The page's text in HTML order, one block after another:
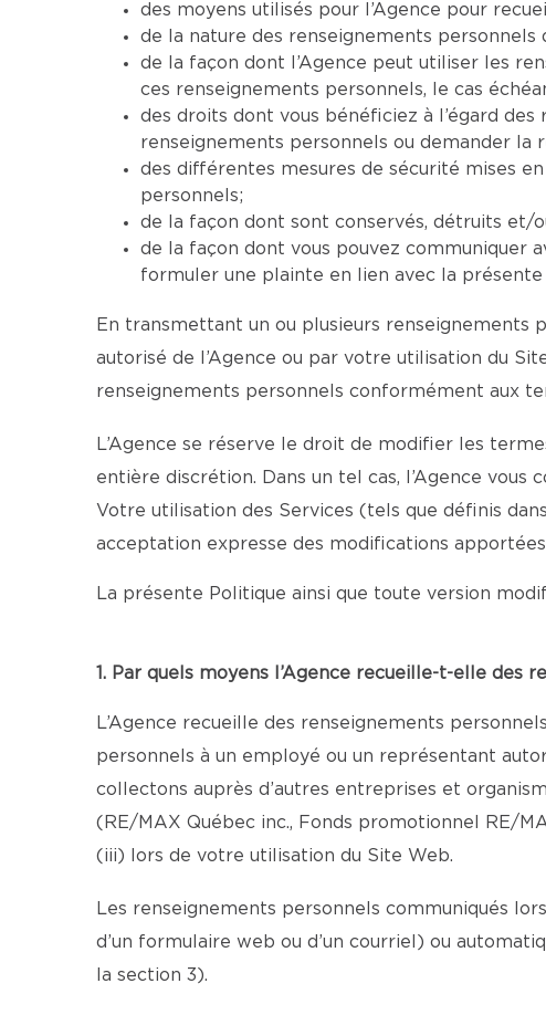
des moyens utilisés pour l’Agence pour
de la nature des renseignements
de la façon dont l’Agence peut utiliser les
ces renseignements personnels, le cas
des droits dont vous bénéficiez à l’égard
renseignements personnels ou demander la
des différentes mesures de sécurité mises
personnels;
de la façon dont sont conservés, détruits et/
de la façon dont vous pouvez communiquer
formuler une plainte en lien avec la présente
En transmettant un ou plusieurs renseignements
autorisé de l’Agence ou par votre utilisation du
renseignements personnels conformément aux
L’Agence se réserve le droit de modifier les
entière discrétion. Dans un tel cas, l’Agence
Votre utilisation des Services (tels que définis
acceptation expresse des modifications
La présente Politique ainsi que toute version
1. Par quels moyens l’Agence recueille-t-elle des
L’Agence recueille des renseignements
personnels à un employé ou un représentant
collectons auprès d’autres entreprises et
(RE/MAX Québec inc., Fonds promotionnel RE/
(iii) lors de votre utilisation du Site Web.
Les renseignements personnels communiqués
d’un formulaire web ou d’un courriel) ou
la section 3).